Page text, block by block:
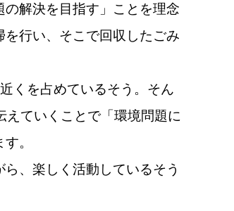
の解決を目指す」ことを理念
行い、そこで回収したごみ
くを占めているそう。そん
ていくことで「環境問題に
。
、楽しく活動しているそう